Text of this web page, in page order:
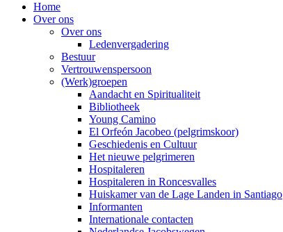
Home
Over ons
Over ons
Ledenvergadering
Bestuur
Vertrouwenspersoon
(Werk)groepen
Aandacht en Spiritualiteit
Bibliotheek
Young Camino
El Orfeón Jacobeo (pelgrimskoor)
Geschiedenis en Cultuur
Het nieuwe pelgrimeren
Hospitaleren
Hospitaleren in Roncesvalles
Huiskamer van de Lage Landen in Santiago
Informanten
Internationale contacten